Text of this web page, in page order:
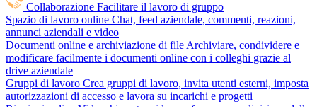
Collaborazione Facilitare il lavoro di gruppo
Spazio di lavoro online Chat, feed aziendale, commenti, reazioni,
annunci aziendali e video
Documenti online e archiviazione di file Archiviare, condividere e
modificare facilmente i documenti online con i colleghi grazie al
drive aziendale
Gruppi di lavoro Crea gruppi di lavoro, invita utenti esterni, imposta
autorizzazioni di accesso e lavora su incarichi e progetti